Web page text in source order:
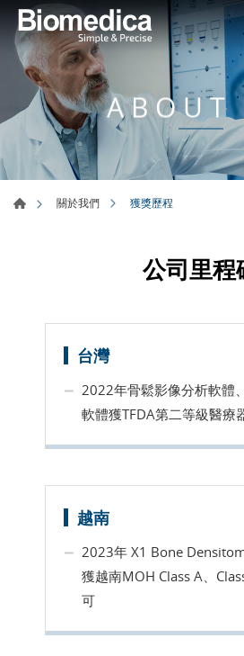
ABOUT
關於我們 獲獎歷程
公司里程
台灣
2022年骨鬆影像分析軟體
軟體獲TFDA第二等級醫療
越南
2023年 X1 Bone
獲越南MOH Class A、
可